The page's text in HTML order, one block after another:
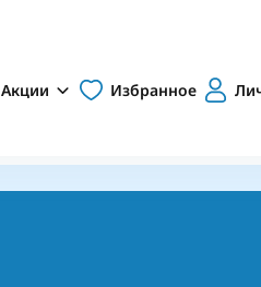
Акции Избранное